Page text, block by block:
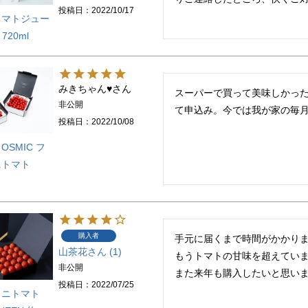
トジュー
720ml
投稿日 2022/10/17
フ
マト
みきちゃん♥
非公開
投稿日
2022/10/08
スーパーで買って美味しかっ
て申込み。今では我が家の毎
トマト
購入者
山茶花 1
非公開
投稿日
2022/07/25
手元に届くまで時間がかかり
もうトマトの甘味を超えてい
また来年も購入したいと思い